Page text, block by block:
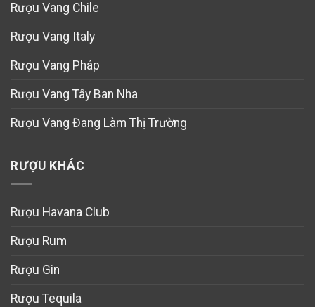
Rượu Vang Chile
Rượu Vang Italy
Rượu Vang Pháp
Rượu Vang Tây Ban Nha
Rượu Vang Đang Làm Thị Trường
RƯỢU KHÁC
Rượu Havana Club
Rượu Rum
Rượu Gin
Rượu Tequila